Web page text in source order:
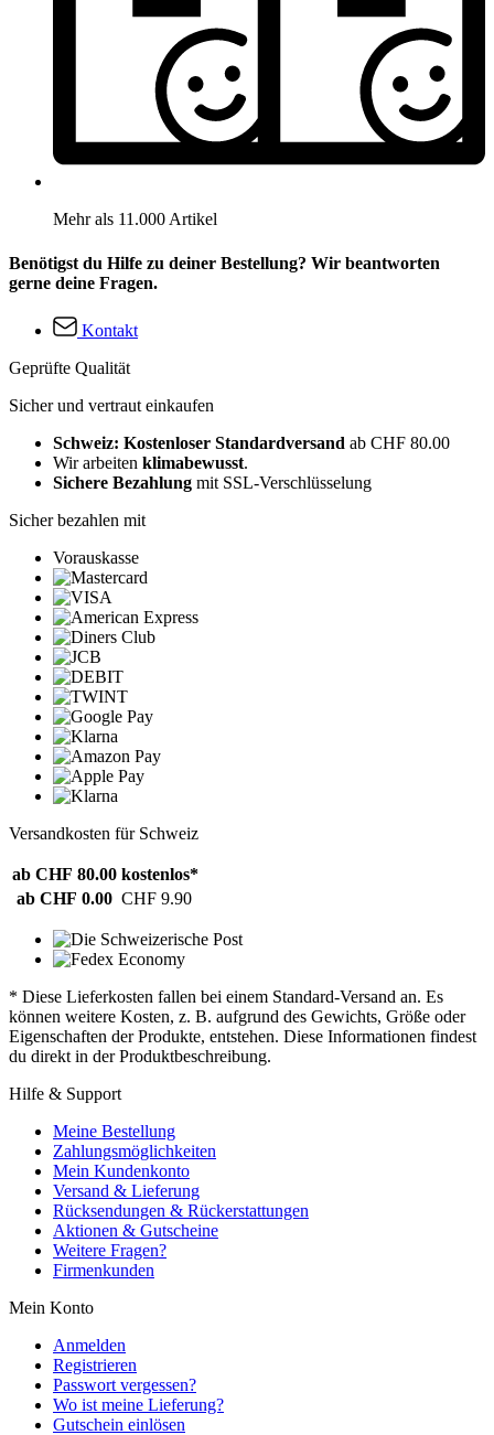
Mehr als 11.000 Artikel
Benötigst du Hilfe zu deiner Bestellung? Wir beantworten
gerne deine Fragen.
Kontakt
Geprüfte Qualität
Sicher und vertraut einkaufen
Schweiz: Kostenloser Standardversand ab CHF 80.00
Wir arbeiten klimabewusst.
Sichere Bezahlung mit SSL-Verschlüsselung
Sicher bezahlen mit
Vorauskasse
Versandkosten für Schweiz
ab CHF 80.00 kostenlos*
ab CHF 0.00 CHF 9.90
* Diese Lieferkosten fallen bei einem Standard-Versand an. Es
können weitere Kosten, z. B. aufgrund des Gewichts, Größe oder
Eigenschaften der Produkte, entstehen. Diese Informationen findest
du direkt in der Produktbeschreibung.
Hilfe & Support
Meine Bestellung
Zahlungsmöglichkeiten
Mein Kundenkonto
Versand & Lieferung
Rücksendungen & Rückerstattungen
Aktionen & Gutscheine
Weitere Fragen?
Firmenkunden
Mein Konto
Anmelden
Registrieren
Passwort vergessen?
Wo ist meine Lieferung?
Gutschein einlösen